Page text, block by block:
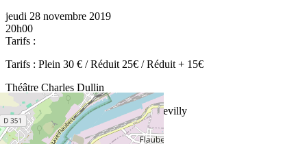
jeudi 28 novembre 2019
20h00
Tarifs :
Tarifs : Plein 30 € / Réduit 25€ / Réduit + 15€
Théâtre Charles Dullin
Allée des Arcades, 76120 Grand Quevilly
Tél : 02 35 68 48 91
www.dullin-voltaire.com